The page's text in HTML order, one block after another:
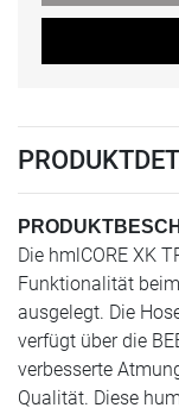
Die hmlCORE XK
Funktionalität
ausgelegt. Die
verfügt über die
verbesserte
Qualität. Diese